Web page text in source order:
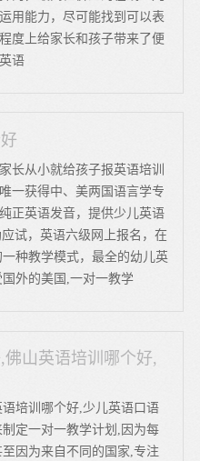
用能力，尽可能找到可以表
度上给家长和孩子带来了便
语
长从小就给孩子报英语培训
一获得中、美两国语言学专
正英语发音，提供少儿英语
试，英语六级网上报名，在
种教学模式，最全的幼儿英
外的美国,一对一教学
山英语培训哪个好,
培训哪个好,少儿英语口语
定一对一教学计划,因为每
因为来自不同的国家,专注